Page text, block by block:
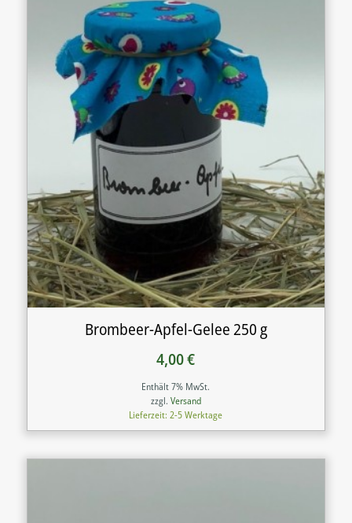
Brombeer-Apfel-Gelee 250 g
4,00€
Enthält 7% MwSt.
zzgl. Versand
Lieferzeit: 2-5 Werktage